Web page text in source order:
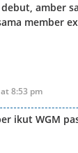
amber
member
8:53 pm
ikut WGM